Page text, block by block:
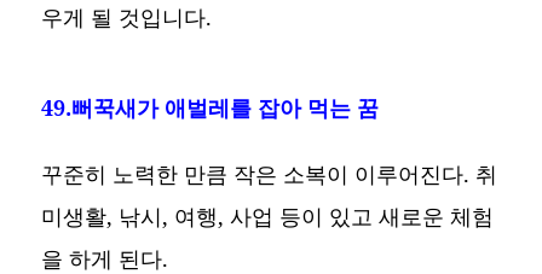
우게 될 것입니다.
49.뻐꾹새가 애벌레를 잡아 먹는 꿈
꾸준히 노력한 만큼 작은 소복이 이루어진다. 취
미생활, 낚시, 여행, 사업 등이 있고 새로운 체험
을 하게 된다.